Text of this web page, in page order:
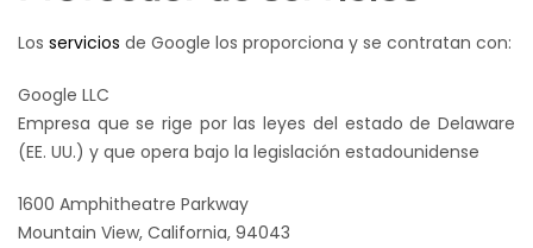
Los servicios de Google los proporciona y se contratan con:
Google LLC
Empresa que se rige por las leyes del estado de Delaware
(EE. UU.) y que opera bajo la legislación estadounidense
1600 Amphitheatre Parkway
Mountain View, California, 94043